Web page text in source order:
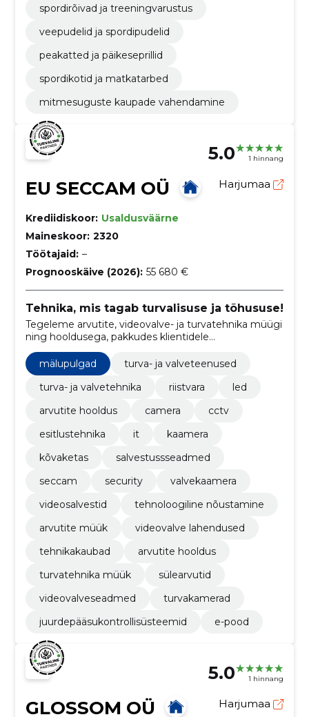
spordirõivad ja treeningvarustus
veepudelid ja spordipudelid
peakatted ja päikeseprillid
spordikotid ja matkatarbed
mitmesuguste kaupade vahendamine
5.0 1 hinnang
EU SECCAM OÜ Harjumaa
Krediidiskoor: Usaldusväärne
Maineskoor: 2320
Töötajaid: –
Prognooskäive (2026): 55 680 €
Tehnika, mis tagab turvalisuse ja tõhususe!
Tegeleme arvutite, videovalve- ja turvatehnika müügi
ning hooldusega, pakkudes klientidele
usaldusväärseid tehnoloogilisi lahendusi.
mälupulgad
turva- ja valveteenused
turva- ja valvetehnika
riistvara
led
arvutite hooldus
camera
cctv
esitlustehnika
it
kaamera
kõvaketas
salvestussseadmed
seccam
security
valvekaamera
videosalvestid
tehnoloogiline nõustamine
arvutite müük
videovalve lahendused
tehnikakaubad
arvutite hooldus
turvatehnika müük
sülearvutid
videovalveseadmed
turvakamerad
juurdepääsukontrollisüsteemid
e-pood
5.0 1 hinnang
GLOSSOM OÜ Harjumaa